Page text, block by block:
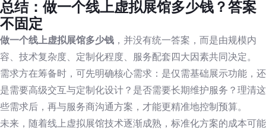
总结：做一个线上虚拟展馆多少钱？答案
不固定
做一个线上虚拟展馆多少钱 ，并没有统一答案，而是由规模内
容、技术复杂度、定制化程度、服务配套四大因素共同决定。
需求方在筹备时，可先明确核心需求：是仅需基础展示功能，还
是需要高级交互与定制化设计？是否需要长期维护服务？理清这
些需求后，再与服务商沟通方案，才能更精准地控制预算。
未来，随着线上虚拟展馆技术逐渐成熟，标准化方案的成本可能